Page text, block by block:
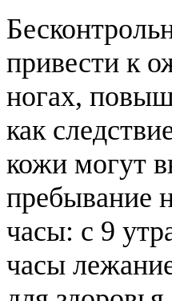
привести к
ногах,
как
кожи могут
пребывание
часы: с 9
часы